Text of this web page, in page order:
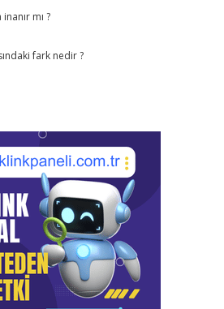
mı ?
fark nedir ?